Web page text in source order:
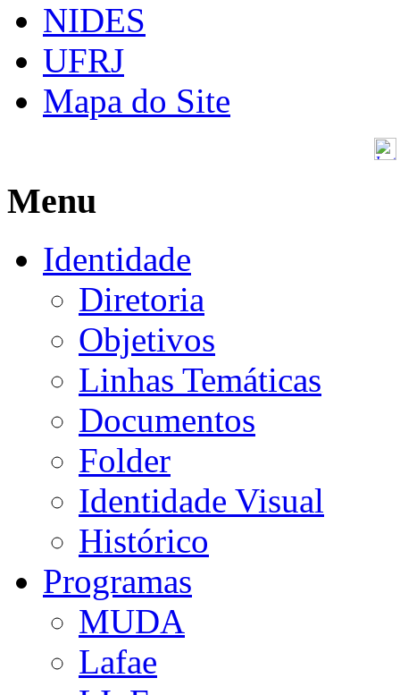
NIDES
UFRJ
Mapa do Site
Menu
Identidade
Diretoria
Objetivos
Linhas Temáticas
Documentos
Folder
Identidade Visual
Histórico
Programas
MUDA
Lafae